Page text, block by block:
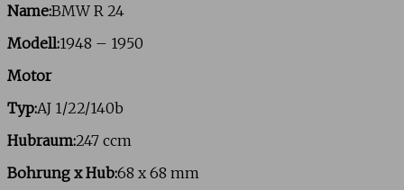
Name:BMW R 24
Modell:1948 – 1950
Motor
Typ:AJ 1/22/140b
Hubraum:247 ccm
Bohrung x Hub:68 x 68 mm